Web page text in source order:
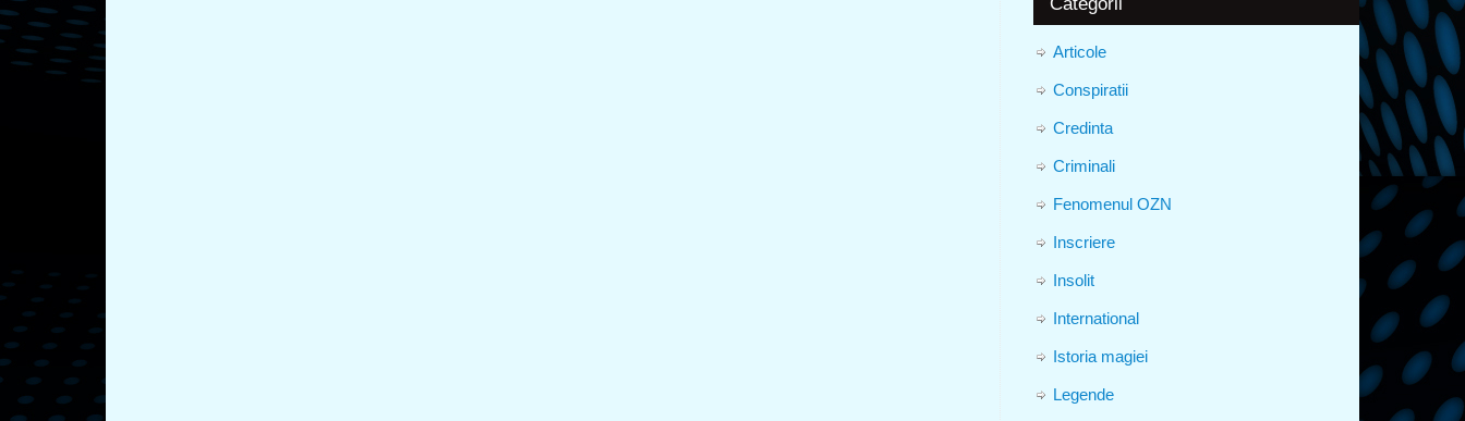
Articole
Conspiratii
Credinta
Criminali
Fenomenul OZN
Inscriere
Insolit
International
Istoria magiei
Legende